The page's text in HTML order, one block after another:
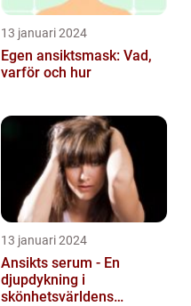
13 januari 2024
Egen ansiktsmask: Vad,
varför och hur
13 januari 2024
Ansikts serum - En
djupdykning i
skönhetsvärldens